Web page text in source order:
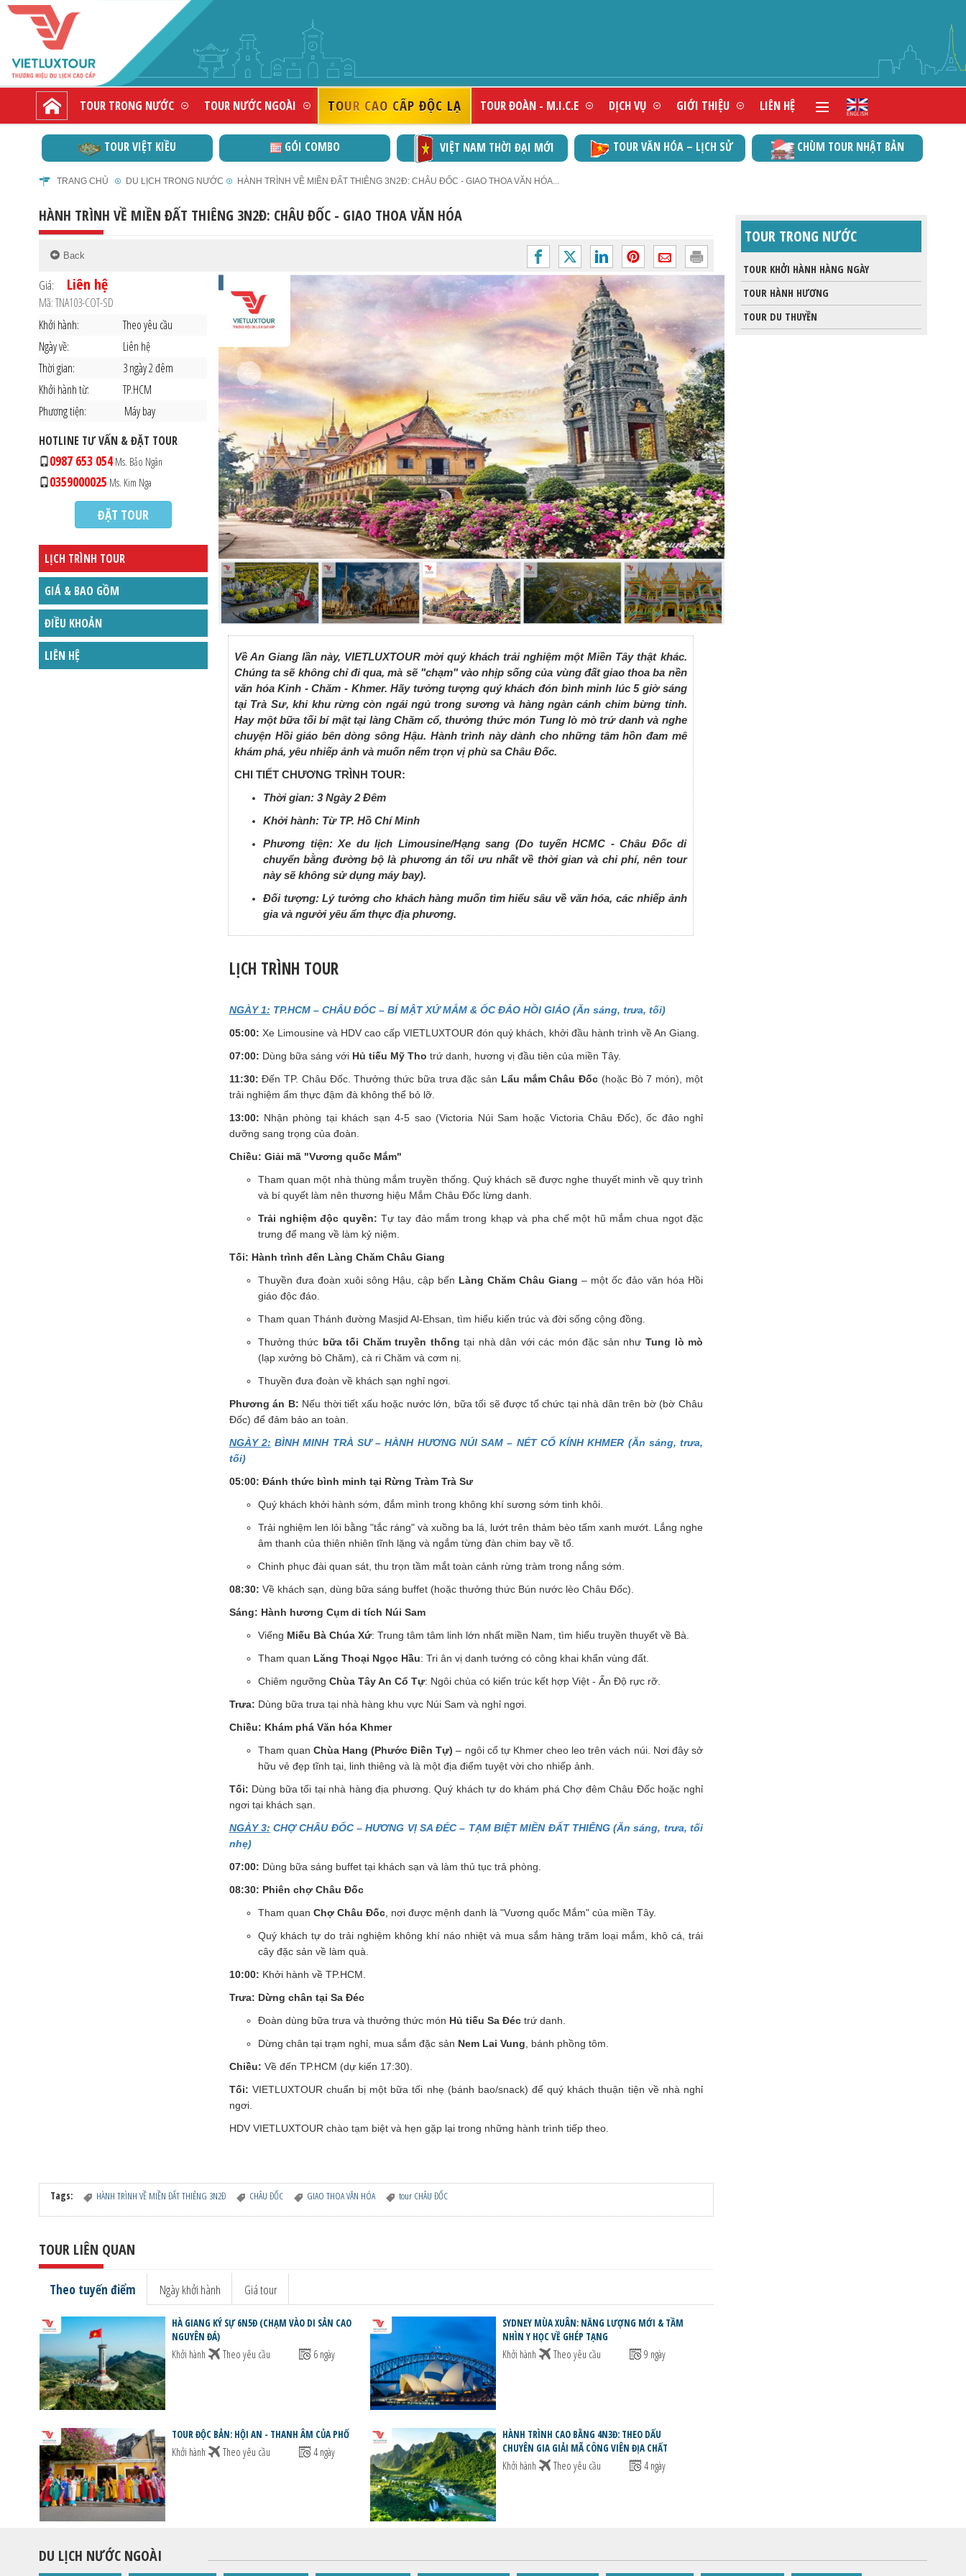
TOUR TRONG NƯỚC TOUR NƯỚC NGOÀI TOUR CAO CẤP ĐỘC LẠ TOUR ĐOÀN - M.I.C.E DỊCH VỤ GIỚI THIỆU LIÊN HỆ
TOUR VIỆT KIỀU GÓI COMBO VIỆT NAM THỜI ĐẠI MỚI TOUR VĂN HÓA – LỊCH SỬ CHÙM TOUR NHẬT BẢN
TRANG CHỦ DU LỊCH TRONG NƯỚC HÀNH TRÌNH VỀ MIỀN ĐẤT THIÊNG 3N2Đ: CHÂU ĐỐC - GIAO THOA VĂN HÓA...
HÀNH TRÌNH VỀ MIỀN ĐẤT THIÊNG 3N2Đ: CHÂU ĐỐC - GIAO THOA VĂN HÓA
Giá: Liên hệ
Mã: TNA103-COT-SD
Khởi hành:
Theo yêu cầu
Ngày về:
Liên hệ
Thời gian:
3 ngày 2 đêm
Khởi hành từ:
TP.HCM
Phương tiện:
Máy bay
HOTLINE TƯ VẤN & ĐẶT TOUR
0987 653 054Ms. Bảo Ngân
0359000025 Ms. Kim Nga
ĐẶT TOUR
LỊCH TRÌNH TOUR
GIÁ & BAO GỒM
ĐIỀU KHOẢN
LIÊN HỆ
Về An Giang lần này, VIETLUXTOUR mời quý khách trải nghiệm một Miền Tây thật khác.
Chúng ta sẽ không chỉ đi qua, mà sẽ "chạm" vào nhịp sống của vùng đất giao thoa ba nền
văn hóa Kinh - Chăm - Khmer. Hãy tưởng tượng quý khách đón bình minh lúc 5 giờ sáng
tại Trà Sư, khi khu rừng còn ngái ngủ trong sương và hàng ngàn cánh chim bừng tỉnh.
Hay một bữa tối bí mật tại làng Chăm cổ, thưởng thức món Tung lò mò trứ danh và nghe
chuyện Hồi giáo bên dòng sông Hậu. Hành trình này dành cho những tâm hồn đam mê
khám phá, yêu nhiếp ảnh và muốn nếm trọn vị phù sa Châu Đốc.
CHI TIẾT CHƯƠNG TRÌNH TOUR:
Thời gian: 3 Ngày 2 Đêm
Khởi hành: Từ TP. Hồ Chí Minh
Phương tiện: Xe du lịch Limousine/Hạng sang (Do tuyến HCMC - Châu Đốc di
chuyển bằng đường bộ là phương án tối ưu nhất về thời gian và chi phí, nên tour
này sẽ không sử dụng máy bay).
Đối tượng: Lý tưởng cho khách hàng muốn tìm hiểu sâu về văn hóa, các nhiếp ảnh
gia và người yêu ẩm thực địa phương.
LỊCH TRÌNH TOUR
NGÀY 1: TP.HCM – CHÂU ĐỐC – BÍ MẬT XỨ MẮM & ỐC ĐẢO HỒI GIÁO (Ăn sáng, trưa, tối)
05:00: Xe Limousine và HDV cao cấp VIETLUXTOUR đón quý khách, khởi đầu hành trình về An Giang.
07:00: Dùng bữa sáng với Hủ tiếu Mỹ Tho trứ danh, hương vị đầu tiên của miền Tây.
11:30: Đến TP. Châu Đốc. Thưởng thức bữa trưa đặc sản Lẩu mắm Châu Đốc (hoặc Bò 7 món), một
trải nghiệm ẩm thực đậm đà không thể bỏ lỡ.
13:00: Nhận phòng tại khách sạn 4-5 sao (Victoria Núi Sam hoặc Victoria Châu Đốc), ốc đảo nghỉ
dưỡng sang trọng của đoàn.
Chiều: Giải mã "Vương quốc Mắm"
Tham quan một nhà thùng mắm truyền thống. Quý khách sẽ được nghe thuyết minh về quy trình
và bí quyết làm nên thương hiệu Mắm Châu Đốc lừng danh.
Trải nghiệm độc quyền: Tự tay đảo mắm trong khạp và pha chế một hũ mắm chua ngọt đặc
trưng để mang về làm kỷ niệm.
Tối: Hành trình đến Làng Chăm Châu Giang
Thuyền đưa đoàn xuôi sông Hậu, cập bến Làng Chăm Châu Giang – một ốc đảo văn hóa Hồi
giáo độc đáo.
Tham quan Thánh đường Masjid Al-Ehsan, tìm hiểu kiến trúc và đời sống cộng đồng.
Thưởng thức bữa tối Chăm truyền thống tại nhà dân với các món đặc sản như Tung lò mò
(lạp xưởng bò Chăm), cà ri Chăm và cơm nị.
Thuyền đưa đoàn về khách sạn nghỉ ngơi.
Phương án B: Nếu thời tiết xấu hoặc nước lớn, bữa tối sẽ được tổ chức tại nhà dân trên bờ (bờ Châu
Đốc) để đảm bảo an toàn.
NGÀY 2: BÌNH MINH TRÀ SƯ – HÀNH HƯƠNG NÚI SAM – NÉT CỔ KÍNH KHMER (Ăn sáng, trưa,
tối)
05:00: Đánh thức bình minh tại Rừng Tràm Trà Sư
Quý khách khởi hành sớm, đắm mình trong không khí sương sớm tinh khôi.
Trải nghiệm len lỏi bằng "tắc ráng" và xuồng ba lá, lướt trên thảm bèo tấm xanh mướt. Lắng nghe
âm thanh của thiên nhiên tĩnh lặng và ngắm từng đàn chim bay về tổ.
Chinh phục đài quan sát, thu trọn tầm mắt toàn cảnh rừng tràm trong nắng sớm.
08:30: Về khách sạn, dùng bữa sáng buffet (hoặc thưởng thức Bún nước lèo Châu Đốc).
Sáng: Hành hương Cụm di tích Núi Sam
Viếng Miếu Bà Chúa Xứ: Trung tâm tâm linh lớn nhất miền Nam, tìm hiểu truyền thuyết về Bà.
Tham quan Lăng Thoại Ngọc Hầu: Tri ân vị danh tướng có công khai khẩn vùng đất.
Chiêm ngưỡng Chùa Tây An Cổ Tự: Ngôi chùa có kiến trúc kết hợp Việt - Ấn Độ rực rỡ.
Trưa: Dùng bữa trưa tại nhà hàng khu vực Núi Sam và nghỉ ngơi.
Chiều: Khám phá Văn hóa Khmer
Tham quan Chùa Hang (Phước Điền Tự) – ngôi cổ tự Khmer cheo leo trên vách núi. Nơi đây sở
hữu vẻ đẹp tĩnh tại, linh thiêng và là một địa điểm tuyệt vời cho nhiếp ảnh.
Tối: Dùng bữa tối tại nhà hàng địa phương. Quý khách tự do khám phá Chợ đêm Châu Đốc hoặc nghỉ
ngơi tại khách sạn.
NGÀY 3: CHỢ CHÂU ĐỐC – HƯƠNG VỊ SA ĐÉC – TẠM BIỆT MIỀN ĐẤT THIÊNG (Ăn sáng, trưa, tối
nhẹ)
07:00: Dùng bữa sáng buffet tại khách sạn và làm thủ tục trả phòng.
08:30: Phiên chợ Châu Đốc
Tham quan Chợ Châu Đốc, nơi được mệnh danh là "Vương quốc Mắm" của miền Tây.
Quý khách tự do trải nghiệm không khí náo nhiệt và mua sắm hàng trăm loại mắm, khô cá, trái
cây đặc sản về làm quà.
10:00: Khởi hành về TP.HCM.
Trưa: Dừng chân tại Sa Đéc
Đoàn dùng bữa trưa và thưởng thức món Hủ tiếu Sa Đéctrứ danh.
Dừng chân tại trạm nghỉ, mua sắm đặc sản Nem Lai Vung , bánh phồng tôm.
Chiều: Về đến TP.HCM (dự kiến 17:30).
Tối: VIETLUXTOUR chuẩn bị một bữa tối nhẹ (bánh bao/snack) để quý khách thuận tiện về nhà nghỉ
ngơi.
HDV VIETLUXTOUR chào tạm biệt và hẹn gặp lại trong những hành trình tiếp theo.
Tags: HÀNH TRÌNH VỀ MIỀN ĐẤT THIÊNG 3N2Đ CHÂU ĐỐC GIAO THOA VĂN HÓA tour CHÂU ĐỐC
TOUR LIÊN QUAN
Theo tuyến điểm Ngày khởi hành Giá tour
HÀ GIANG KÝ SỰ 6N5Đ (CHẠM VÀO DI SẢN CAO
NGUYÊN ĐÁ)
Khởi hành Theo yêu cầu 6 ngày
SYDNEY MÙA XUÂN: NĂNG LƯỢNG MỚI & TẦM
NHÌN Y HỌC VỀ GHÉP TẠNG
Khởi hành Theo yêu cầu 9 ngày
TOUR ĐỘC BẢN: HỘI AN - THANH ÂM CỦA PHỐ
Khởi hành Theo yêu cầu 4 ngày
HÀNH TRÌNH CAO BẰNG 4N3Đ: THEO DẤU
CHUYÊN GIA GIẢI MÃ CÔNG VIÊN ĐỊA CHẤT
Khởi hành Theo yêu cầu 4 ngày
TOUR TRONG NƯỚC
TOUR KHỞI HÀNH HÀNG NGÀY
TOUR HÀNH HƯƠNG
TOUR DU THUYỀN
DU LỊCH NƯỚC NGOÀI